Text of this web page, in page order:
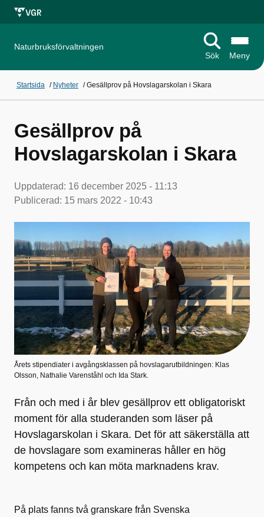
Naturbruksförvaltningen
Sök
Meny
Startsida / Nyheter /Gesällprov på Hovslagarskolan i Skara
Gesällprov på
Hovslagarskolan i Skara
Uppdaterad: 16 december 2025 - 11:13
Publicerad: 15 mars 2022 - 10:43
Årets stipendiater i avgångsklassen på hovslagarutbildningen: Klas
Olsson, Nathalie Varenståhl och Ida Stark.
Från och med i år blev gesällprov ett obligatoriskt
moment för alla studeranden som läser på
Hovslagarskolan i Skara. Det för att säkerställa att
de hovslagare som examineras håller en hög
kompetens och kan möta marknadens krav.
På plats fanns två granskare från Svenska